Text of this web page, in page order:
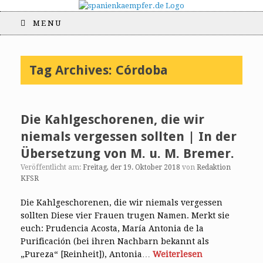
MENU
Tag Archives: Córdoba
Die Kahlgeschorenen, die wir
niemals vergessen sollten | In der
Übersetzung von M. u. M. Bremer.
Veröffentlicht am: Freitag, der 19. Oktober 2018 von Redaktion
KFSR
Die Kahlgeschorenen, die wir niemals vergessen
sollten Diese vier Frauen trugen Namen. Merkt sie
euch: Prudencia Acosta, María Antonia de la
Purificación (bei ihren Nachbarn bekannt als
„Pureza“ [Reinheit]), Antonia… Weiterlesen